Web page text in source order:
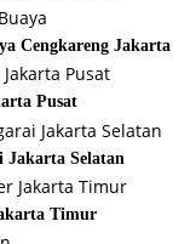
Cengkareng Jakarta
Pusat
Jakarta Selatan
Timur